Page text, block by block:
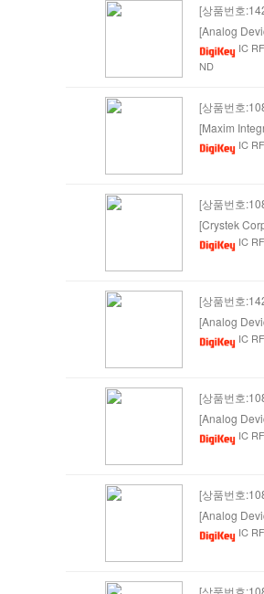
[상품번호
[Analog
IC
ND
[상품번호
[Maxim
IC
[상품번호
[Crystek
IC
[상품번호
[Analog
IC
[상품번호
[Analog
IC
[상품번호
[Analog
IC
[상품번호